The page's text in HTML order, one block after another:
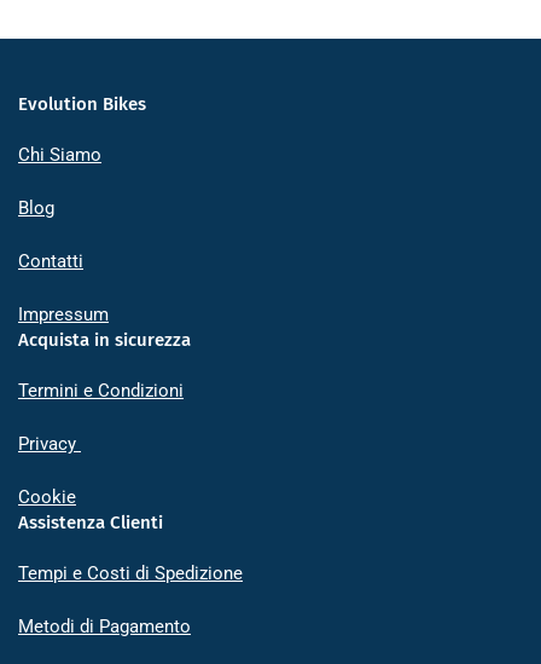
Evolution Bikes
Chi Siamo
Blog
Contatti
Impressum
Acquista in sicurezza
Termini e Condizioni
Privacy
Cookie
Assistenza Clienti
Tempi e Costi di Spedizione
Metodi di Pagamento